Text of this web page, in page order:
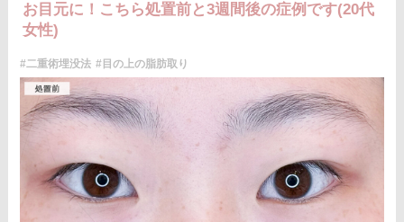
お目元に！こちら処置前と3週間後の症例です(20代
女性)
#二重術埋没法 #目の上の脂肪取り